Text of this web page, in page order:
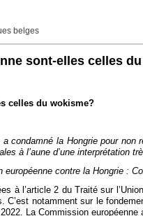
belges
sont-elles celles
celles du wokisme?
condamné la Hongrie pour
à l’aune d’une interprétation
européenne contre la Hongrie :
à l’article 2 du Traité sur
notamment sur le
La Commission